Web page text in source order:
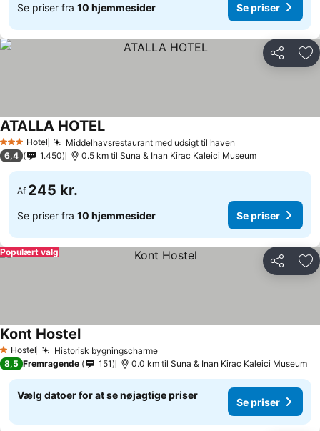
Se priser fra 10 hjemmesider Se priser
Del
3 StjernerHotel Middelhavsrestaurant med udsigt til haven
ATALLA HOTEL
6,4 1.450 0.5 km til Suna & Inan Kirac Kaleici Museum
Af 245 kr.
Se priser fra 10 hjemmesider Se priser
Del
Populært valg
1 Stjerner
Hostel Historisk bygningscharme
Kont Hostel
8,5 Fremragende 151 0.0 km til Suna & Inan Kirac Kaleici Museum
Vælg datoer for at se nøjagtige priser
Se priser